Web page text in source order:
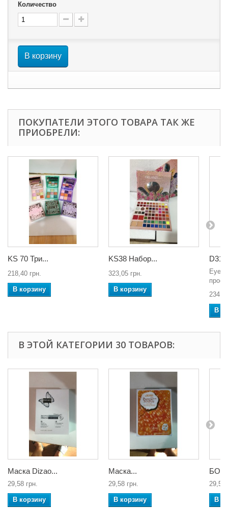
Количество
В корзину
ПОКУПАТЕЛИ ЭТОГО ТОВАРА ТАК ЖЕ
ПРИОБРЕЛИ:
KS 70 Три...
218,40 грн.
В корзину
KS38 Набор...
323,05 грн.
В корзину
В
В ЭТОЙ КАТЕГОРИИ 30 ТОВАРОВ:
Маска Dizao...
29,58 грн.
В корзину
Маска...
29,58 грн.
В корзину
29,58
В